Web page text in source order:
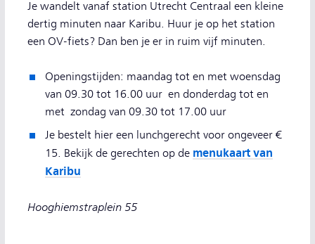
Je wandelt vanaf station Utrecht Centraal een kleine
dertig minuten naar Karibu. Huur je op het station
een OV-fiets? Dan ben je er in ruim vijf minuten.
Openingstijden: maandag tot en met woensdag
van 09.30 tot 16.00 uur en donderdag tot en
met zondag van 09.30 tot 17.00 uur
Je bestelt hier een lunchgerecht voor ongeveer €
15. Bekijk de gerechten op de menukaart van
Karibu
Hooghiemstraplein 55